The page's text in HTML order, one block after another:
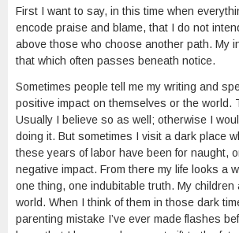
First I want to say, in this time when
encode praise and blame, that I do not
above those who choose another path. My
that which often passes beneath notice.
Sometimes people tell me my writing and
positive impact on themselves or the world.
Usually I believe so as well; otherwise I
doing it. But sometimes I visit a dark place
these years of labor have been for naught,
negative impact. From there my life looks a
one thing, one indubitable truth. My children
world. When I think of them in those dark
parenting mistake I’ve ever made flashes